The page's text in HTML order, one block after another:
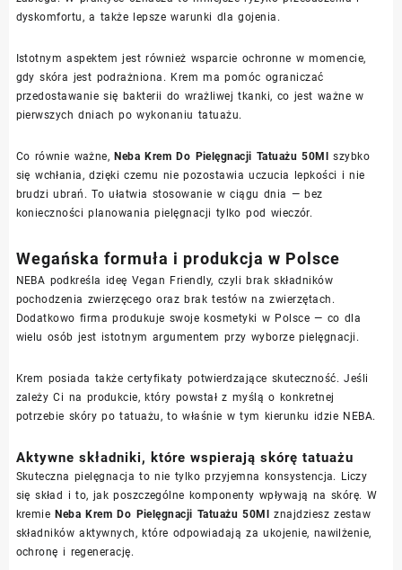
dyskomfortu, a także lepsze warunki dla gojenia.
Istotnym aspektem jest również wsparcie ochronne w momencie,
gdy skóra jest podrażniona. Krem ma pomóc ograniczać
przedostawanie się bakterii do wrażliwej tkanki, co jest ważne w
pierwszych dniach po wykonaniu tatuażu.
Co równie ważne,Neba Krem Do Pielęgnacji Tatuażu 50Ml szybko
się wchłania, dzięki czemu nie pozostawia uczucia lepkości i nie
brudzi ubrań. To ułatwia stosowanie w ciągu dnia — bez
konieczności planowania pielęgnacji tylko pod wieczór.
Wegańska formuła i produkcja w Polsce
NEBA podkreśla ideę Vegan Friendly, czyli brak składników
pochodzenia zwierzęcego oraz brak testów na zwierzętach.
Dodatkowo firma produkuje swoje kosmetyki w Polsce — co dla
wielu osób jest istotnym argumentem przy wyborze pielęgnacji.
Krem posiada także certyfikaty potwierdzające skuteczność. Jeśli
zależy Ci na produkcie, który powstał z myślą o konkretnej
potrzebie skóry po tatuażu, to właśnie w tym kierunku idzie NEBA.
Aktywne składniki, które wspierają skórę tatuażu
Skuteczna pielęgnacja to nie tylko przyjemna konsystencja. Liczy
się skład i to, jak poszczególne komponenty wpływają na skórę. W
kremieNeba Krem Do Pielęgnacji Tatuażu 50Ml znajdziesz zestaw
składników aktywnych, które odpowiadają za ukojenie, nawilżenie,
ochronę i regenerację.